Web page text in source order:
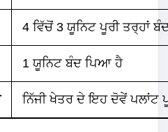
4 ਵਿੱਚੋਂ 3 ਯੂਨਿਟ ਪੂਰੀ ਤਰ੍ਹਾਂ
1 ਯੂਨਿਟ ਬੰਦ ਪਿਆ ਹੈ
ਨਿੱਜੀ ਖੇਤਰ ਦੇ ਇਹ ਦੋਵੇਂ ਪਲਾਂਟ